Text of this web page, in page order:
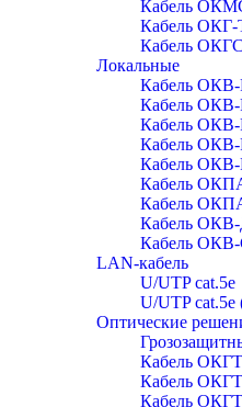
Кабель
Кабель
Кабель
Локальные
Кабель
Кабель
Кабель
Кабель
Кабель ОКВ-
Кабель
Кабель
Кабель
Кабель
LAN-кабель
U/UTP cat.5e
U/UTP cat.5e
Оптические
Кабель
Кабель
Кабель